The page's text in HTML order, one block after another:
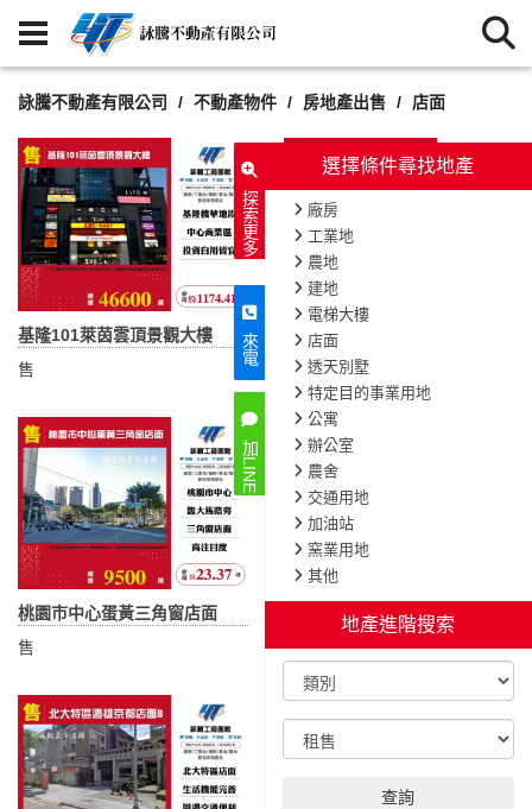
選擇條件尋找地產
廠房
工業地
農地
建地
電梯大樓
店面
透天別墅
特定目的事業用地
公寓
辦公室
農舍
交通用地
加油站
窯業用地
其他
地產進階搜索
查詢
探索更多
來電
加LINE
詠騰不動產有限公司 不動產物件 房地產出售 店面
基隆101萊茵雲頂景觀大樓
售
桃園藝文大馬路透天店面
售
桃園市中心蛋黃三角窗店面
售
林口家樂福商圈精品店面
售